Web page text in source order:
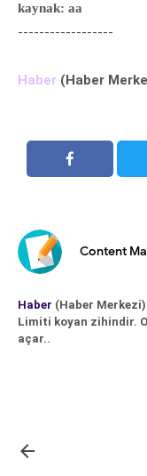
kaynak: aa
------------------
Haber (Haber
Content
Haber (Haber Merkezi)
Limiti koyan zihindir.
açar..
